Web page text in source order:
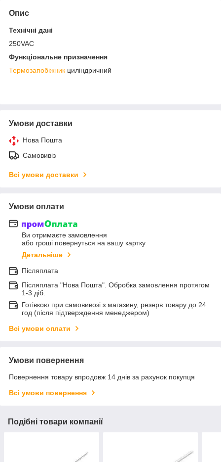
Опис
Технічні дані
250VAC
Функціональне призначення
Термозапобіжник циліндричний
Умови доставки
Нова Пошта
Самовивіз
Всі умови доставки
Умови оплати
Ви отримаєте замовлення
або гроші повернуться на вашу картку
Детальніше
Післяплата
Післяплата "Нова Пошта". Обробка замовлення протягом
1-3 діб.
Готівкою при самовивозі з магазину, резерв товару до 24
год (після підтверждення менеджером)
Всі умови оплати
Умови повернення
Повернення товару впродовж 14 днів за рахунок покупця
Всі умови повернення
Подібні товари компанії